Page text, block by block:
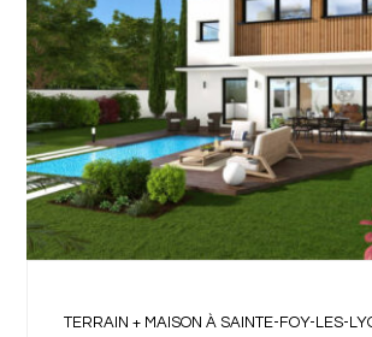
TERRAIN + MAISON À SAINTE-FOY-LES-